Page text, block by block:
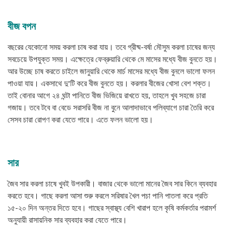
বীজ বপন
বছরের যেকোনো সময় করলা চাষ করা যায়। তবে গ্রীষ্ম-বর্ষা মৌসুম করলা চাষের জন্য
সবচেয়ে উপযুক্ত সময়। এক্ষেত্রে ফেব্রুয়ারি থেকে মে মাসের মধ্যে বীজ বুনতে হয়।
আর উচ্ছে চাষ করতে চাইলে জানুয়ারি থেকে মার্চ মাসের মধ্যে বীজ বুনলে ভালো ফলন
পাওয়া যায়। একসাথে দু’টি করে বীজ বুনতে হয়। করলার বীজের খোসা বেশ শক্ত।
তাই বোনার আগে ২৪ ঘন্টা পানিতে বীজ ভিজিয়ে রাখতে হয়, তাহলে খুব সহজে চারা
গজায়। তবে টবে বা বেডে সরাসরি বীজ না বুনে আলাদাভাবে পলিব্যাগে চারা তৈরি করে
সেসব চারা রোপণ করা যেতে পারে। এতে ফলন ভালো হয়।
সার
জৈব সার করলা চাষে খুবই উপকারী। বাজার থেকে ভালো মানের জৈব সার কিনে ব্যবহার
করতে হবে। গাছে করলা আসা শুরু করলে সরিষার খৈল পচা পানি পাতলা করে প্রতি
১৫-২০ দিন অন্তর দিতে হবে। গাছের স্বাস্থ্য বেশি খারাপ হলে কৃষি কর্মকর্তার পরামর্শ
অনুযায়ী রাসায়নিক সার ব্যবহার করা যেতে পারে।